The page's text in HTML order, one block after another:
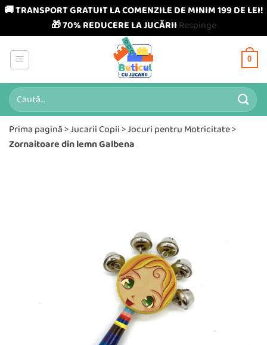
🚚 TRANSPORT GRATUIT LA COMENZILE DE MINIM 199 DE LEI!
🎁 70% REDUCERE LA JUCĂRII Respinge
content
0
Caută
după:
Prima pagină>Jucarii Copii>Jocuri pentru Motricitate>
Zornaitoare din lemn Galbena